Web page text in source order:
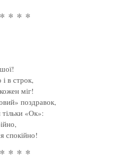
* * *
в строк,
міг!
поздравок,
«Ок»:
спокійно!
* * *